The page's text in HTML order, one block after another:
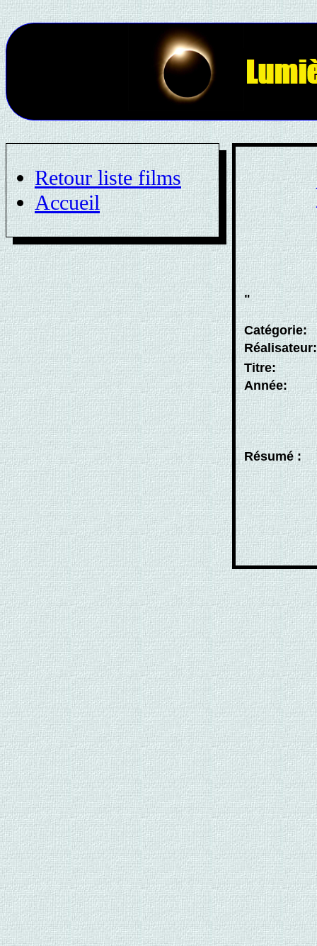
Retour liste films
Accueil
"
Catégorie:
Titre:
Année:
Résumé :